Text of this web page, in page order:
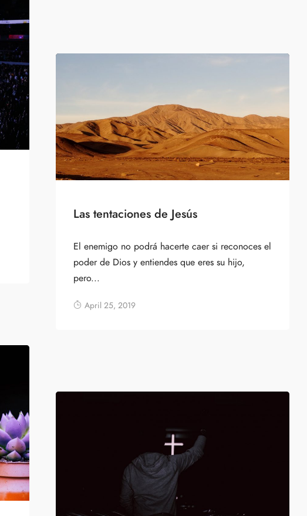
Las tentaciones de Jesús
El enemigo no podrá hacerte caer si reconoces el
poder de Dios y entiendes que eres su hijo,
pero...
April 25, 2019